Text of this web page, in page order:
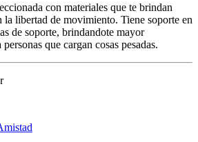
con materiales que te brindan
libertad de movimiento. Tiene soporte en
de soporte, brindandote mayor
que cargan cosas pesadas.